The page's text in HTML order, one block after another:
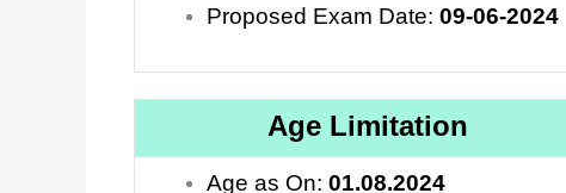
Proposed Exam Date: 09-06-2024
Age Limitation
Age as On: 01.08.2024